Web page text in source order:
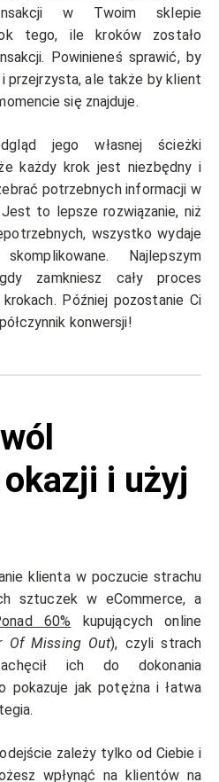
w Twoim sklepie
tego, ile kroków zostało
Powinieneś sprawić, by
i przejrzysta, ale także by klient
się znajduje.
jego własnej ścieżki
każdy krok jest niezbędny i
potrzebnych informacji w
to lepsze rozwiązanie, niż
wszystko wydaje
Najlepszym
zamkniesz cały proces
Później pozostanie Ci
konwersji!
i użyj
klienta w poczucie strachu
sztuczek w eCommerce, a
60% kupujących online
Of Missing Out), czyli strach
ich do dokonania
pokazuje jak potężna i łatwa
zależy tylko od Ciebie i
wpłynąć na klientów na